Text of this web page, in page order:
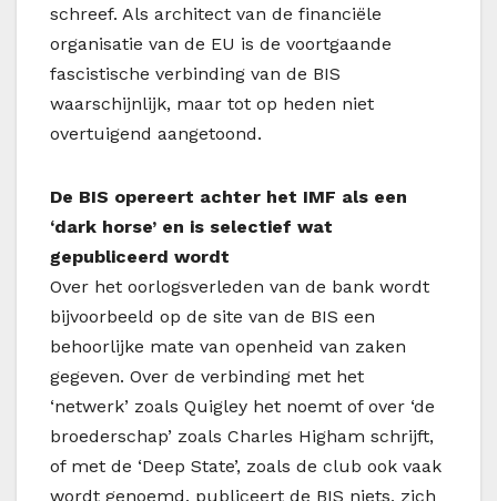
schreef. Als architect van de financiële
organisatie van de EU is de voortgaande
fascistische verbinding van de BIS
waarschijnlijk, maar tot op heden niet
overtuigend aangetoond.
De BIS opereert achter het IMF als een
‘dark horse’ en is selectief wat
gepubliceerd wordt
Over het oorlogsverleden van de bank wordt
bijvoorbeeld op de site van de BIS een
behoorlijke mate van openheid van zaken
gegeven. Over de verbinding met het
‘netwerk’ zoals Quigley het noemt of over ‘de
broederschap’ zoals Charles Higham schrijft,
of met de ‘Deep State’, zoals de club ook vaak
wordt genoemd, publiceert de BIS niets, zich